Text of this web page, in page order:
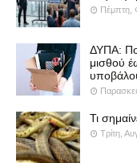
Πέμπτη,
ΔΥΠΑ:
μισθού
Τι
Τρίτη,